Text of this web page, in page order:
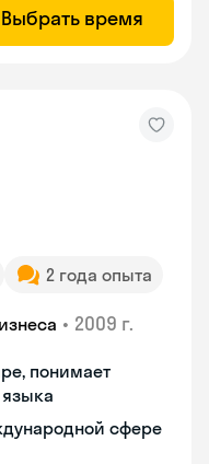
Выбрать время
2 года опыта
• 2009 г.
понимает
сфере